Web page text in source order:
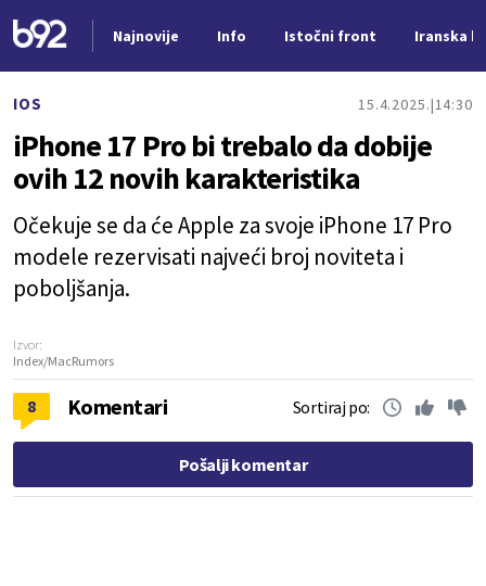
Najnovije Info Istočni front Iranska
IOS 15.4.2025. 14:30
iPhone 17 Pro bi trebalo da dobije
ovih 12 novih karakteristika
Očekuje se da će Apple za svoje iPhone 17 Pro
modele rezervisati najveći broj noviteta i
poboljšanja.
Izvor:
Index/MacRumors
8 Komentari Sortiraj po:
Pošalji komentar